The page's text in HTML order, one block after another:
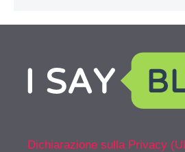
Dichiarazione sulla Privacy